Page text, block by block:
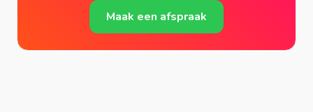
Maak een afspraak